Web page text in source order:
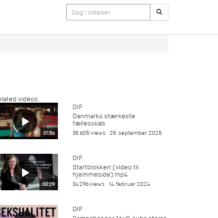
videos
01:56
DIF
Danmarks stærkeste
fællesskab
35.605 views 25. september 2025
00:29
DIF
Startblokken (video til
hjemmeside).mp4
34.296 views 14. februar 2024
DIF